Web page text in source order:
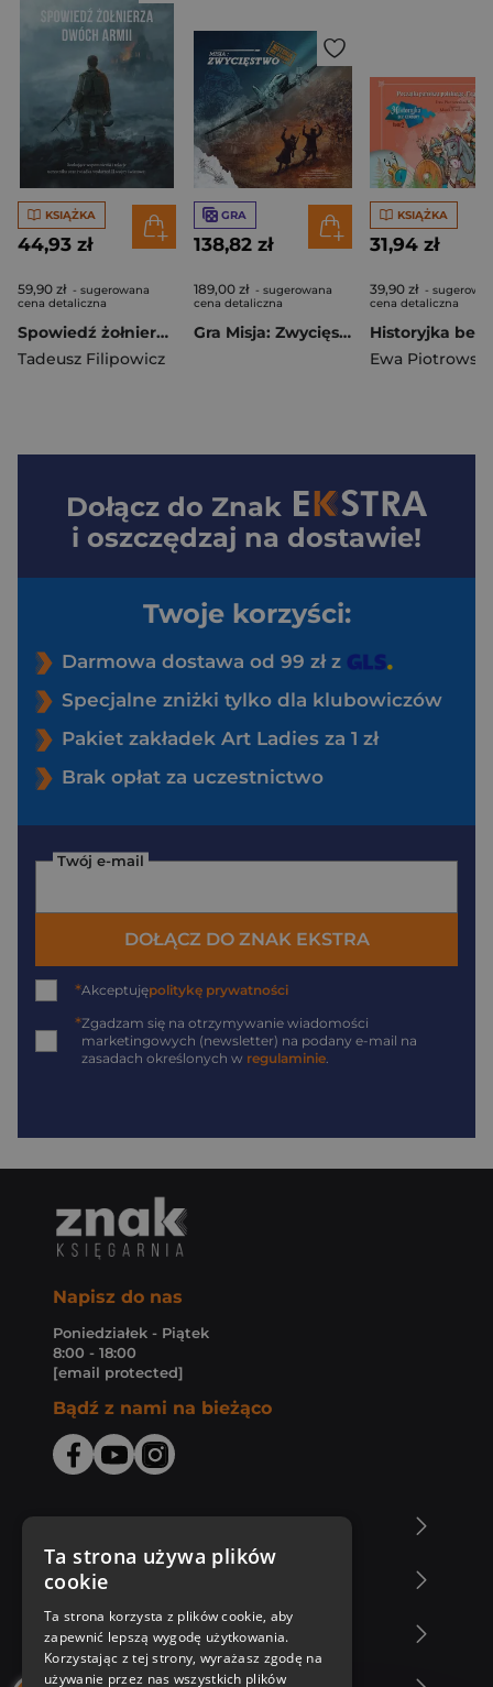
KSIĄŻKA
44,93 zł
59,90 zł - sugerowana
cena detaliczna
Spowiedź żołnierza Dwóch Armii
Tadeusz Filipowicz
GRA
138,82 zł
189,00 zł - sugerowana
cena detaliczna
Gra Misja: Zwycięstwo. Historia bez cenzury
KSIĄŻKA
31,94 zł
39,90 zł -
cena detaliczna
Dołącz do Znak
i oszczędzaj na dostawie!
Twoje korzyści:
Darmowa dostawa od 99 zł z
Specjalne zniżki tylko dla klubowiczów
Pakiet zakładek Art Ladies za 1 zł
Brak opłat za uczestnictwo
Twój e-mail
DOŁĄCZ DO ZNAK EKSTRA
*Akceptujępolitykę prywatności
*Zgadzam się na otrzymywanie wiadomości
marketingowych (newsletter) na podany e-mail na
zasadach określonych w regulaminie.
Napisz do nas
Poniedziałek - Piątek
8:00 - 18:00
[email protected]
Bądź z nami na bieżąco
Zakupy u nas
Nasza oferta
Ta strona używa plików
cookie
Ta strona korzysta z plików cookie, aby
zapewnić lepszą wygodę użytkowania.
Korzystając z tej strony, wyrażasz zgodę na
używanie przez nas wszystkich plików